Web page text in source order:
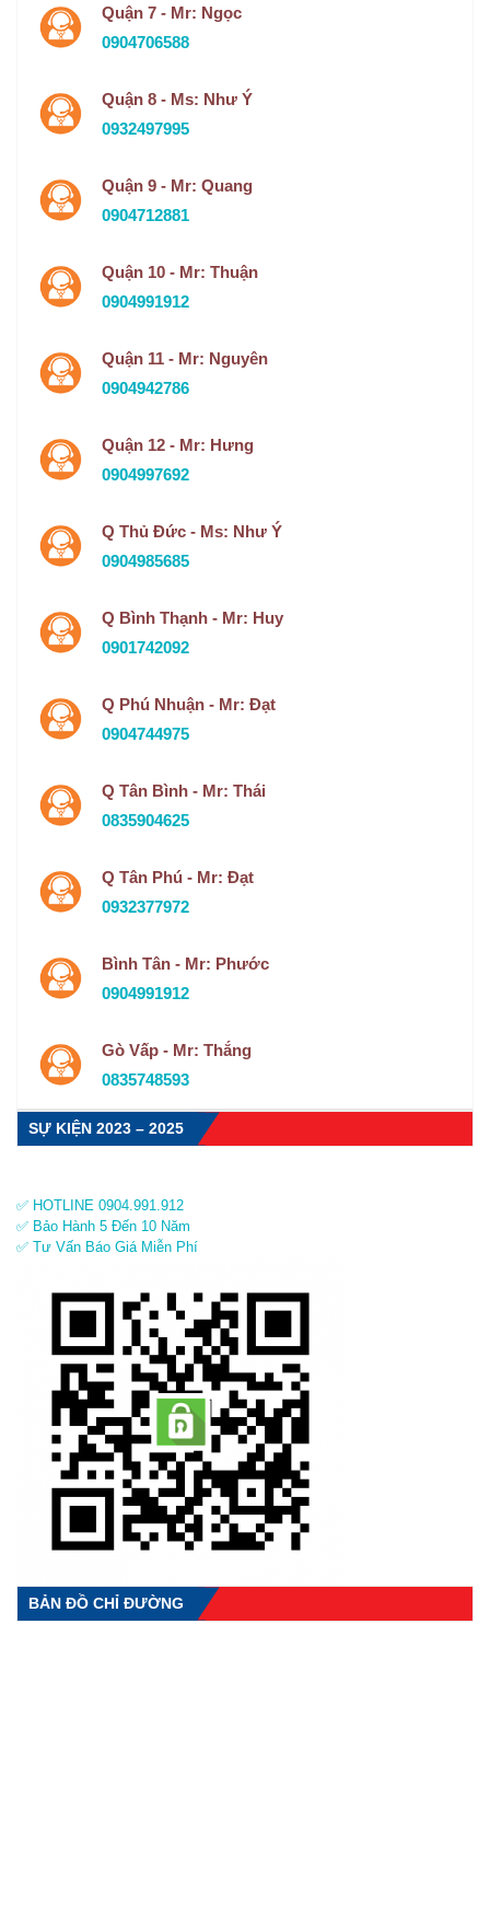
Quận 7 - Mr: Ngọc
0904706588
Quận 8 - Ms: Như Ý
0932497995
Quận 9 - Mr: Quang
0904712881
Quận 10 - Mr: Thuận
0904991912
Quận 11 - Mr: Nguyên
0904942786
Quận 12 - Mr: Hưng
0904997692
Q Thủ Đức - Ms: Như Ý
0904985685
Q Bình Thạnh - Mr: Huy
0901742092
Q Phú Nhuận - Mr: Đạt
0904744975
Q Tân Bình - Mr: Thái
0835904625
Q Tân Phú - Mr: Đạt
0932377972
Bình Tân - Mr: Phước
0904991912
Gò Vấp - Mr: Thắng
0835748593
SỰ KIỆN 2023 – 2025
✅ HOTLINE 0904.991.912
✅ Bảo Hành 5 Đến 10 Năm
✅ Tư Vấn Báo Giá Miễn Phí
BẢN ĐỒ CHỈ ĐƯỜNG